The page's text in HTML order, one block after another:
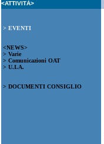
<ATTIVITÀ>
> EVENTI
<NEWS>
> Varie
> Comunicazioni OAT
> U.I.A.
> DOCUMENTI CONSIGLIO